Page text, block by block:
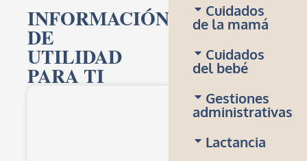
INFORMACIÓN
DE
UTILIDAD
PARA TI
Cuidados
de la mamá
Cuidados
del bebé
Gestiones
administrativas
Lactancia